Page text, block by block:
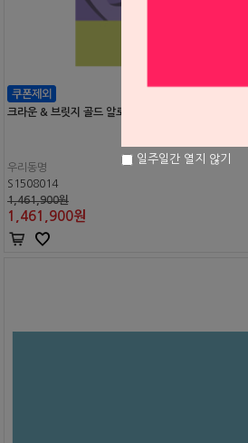
크라운 & 브릿지 골드 알로이 DM55
우리동명
S1508014
1,461,900원
1,461,900원
일주일간 열지 않기